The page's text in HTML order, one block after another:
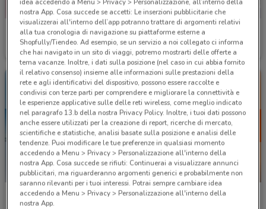
Vodafone
Scade il 31/08 1.9 km
WindTre
Scade il 25/09 2.3 km
WindTre
SCADE OGGI
WindTre
idea accedendo a Menu > Privacy > Personalizzazione, all’interno della
nostra App. Cosa succede se accetti: Le inserzioni pubblicitarie che
visualizzerai all'interno dell’app potranno trattare di argomenti relativi
alla tua cronologia di navigazione su piattaforme esterne a
Shopfully/Tiendeo. Ad esempio, se un servizio a noi collegato ci informa
che hai navigato in un sito di viaggi, potremo mostrarti delle offerte a
tema vacanze. Inoltre, i dati sulla posizione (nel caso in cui abbia fornito
il relativo consenso) insieme alle informazioni sulle prestazioni della
rete e agli identificativi del dispositivo, possono essere raccolte e
condivisi con terze parti per comprendere e migliorare la connettività e
le esperienze applicative sulle delle reti wireless, come meglio indicato
nel paragrafo 13.b della nostra Privacy Policy. Inoltre, i tuoi dati possono
anche essere utilizzati per la creazione di report, ricerche di mercato,
scientifiche e statistiche, analisi basate sulla posizione e analisi delle
tendenze. Puoi modificare le tue preferenze in qualsiasi momento
accedendo a Menu > Privacy > Personalizzazione all'interno della
nostra App. Cosa succede se rifiuti: Continuerai a visualizzare annunci
pubblicitari, ma riguarderanno argomenti generici e probabilmente non
saranno rilevanti per i tuoi interessi. Potrai sempre cambiare idea
accedendo a Menu > Privacy > Personalizzazione all'interno della
nostra App.